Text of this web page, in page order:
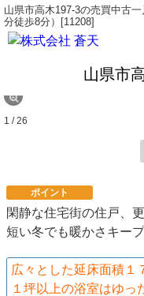
山県市高木197-3の売買中古
分徒歩8分）[11208]
山県市
1 / 26
ポイント
閑静な住宅街の住戸、
短い冬でも暖かさキープ
広々とした延床面積１
１坪以上の浴室はゆっ